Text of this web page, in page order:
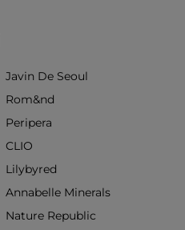
Javin De Seoul
Rom&nd
Peripera
CLIO
Lilybyred
Annabelle Minerals
Nature Republic